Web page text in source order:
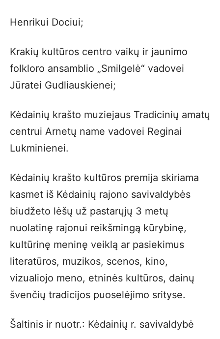
Henrikui Dociui;
Krakių kultūros centro vaikų ir jaunimo
folkloro ansamblio „Smilgelė“ vadovei
Jūratei Gudliauskienei;
Kėdainių krašto muziejaus Tradicinių amatų
centrui Arnetų name vadovei Reginai
Lukminienei.
Kėdainių krašto kultūros premija skiriama
kasmet iš Kėdainių rajono savivaldybės
biudžeto lėšų už pastarųjų 3 metų
nuolatinę rajonui reikšmingą kūrybinę,
kultūrinę meninę veiklą ar pasiekimus
literatūros, muzikos, scenos, kino,
vizualiojo meno, etninės kultūros, dainų
švenčių tradicijos puoselėjimo srityse.
Šaltinis ir nuotr.: Kėdainių r. savivaldybė